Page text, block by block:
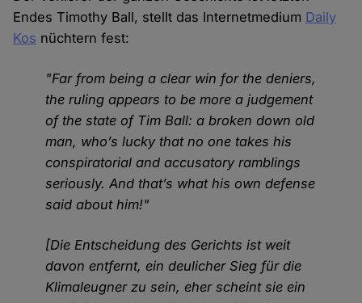
Endes Timothy Ball, stellt das Internetmedium Daily
Kos nüchtern fest:
"Far from being a clear win for the deniers,
the ruling appears to be more a judgement
of the state of Tim Ball: a broken down old
man, who’s lucky that no one takes his
conspiratorial and accusatory ramblings
seriously. And that’s what his own defense
said about him!"
[Die Entscheidung des Gerichts ist weit
davon entfernt, ein deulicher Sieg für die
Klimaleugner zu sein, eher scheint sie ein